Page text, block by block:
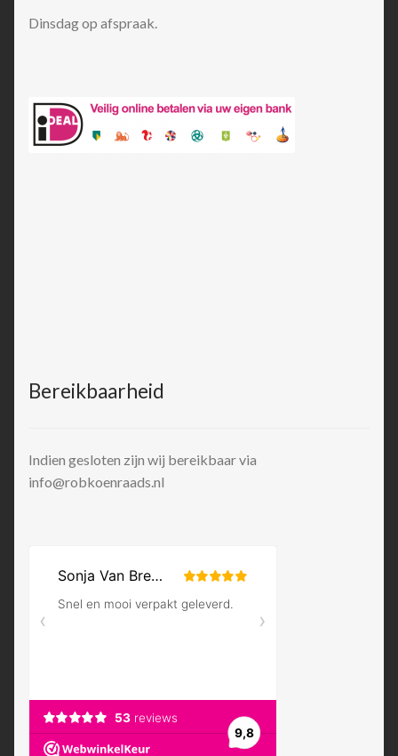
Dinsdag op afspraak.
Bereikbaarheid
Indien gesloten zijn wij bereikbaar via
info@robkoenraads.nl